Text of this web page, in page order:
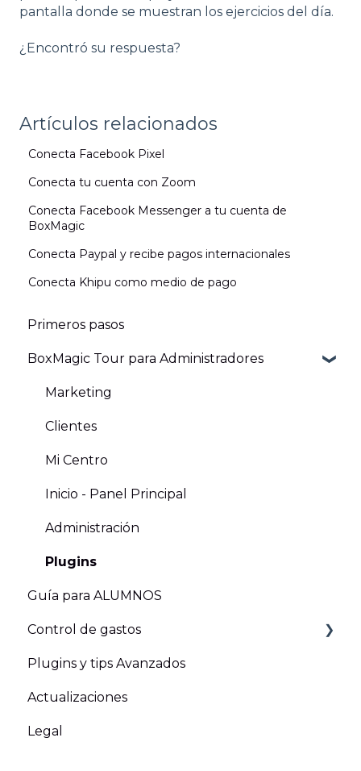
pantalla donde se muestran los ejercicios del día.
¿Encontró su respuesta?
Artículos relacionados
Conecta Facebook Pixel
Conecta tu cuenta con Zoom
Conecta Facebook Messenger a tu cuenta de
BoxMagic
Conecta Paypal y recibe pagos internacionales
Conecta Khipu como medio de pago
Primeros pasos
BoxMagic Tour para Administradores
Marketing
Clientes
Mi Centro
Inicio - Panel Principal
Administración
Plugins
Guía para ALUMNOS
Control de gastos
Gastos operacionales Opex
Gastos en capital o Opex
Plugins y tips Avanzados
Actualizaciones
Legal